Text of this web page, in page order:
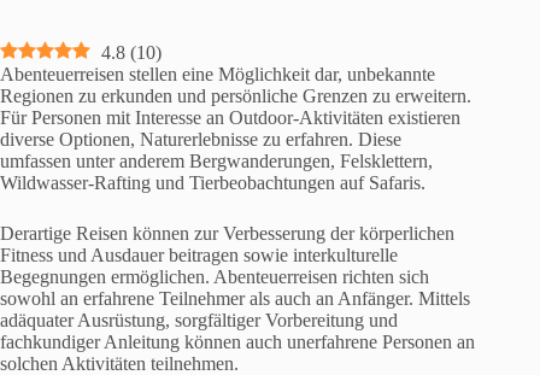
4.8 (10)
Abenteuerreisen stellen eine Möglichkeit dar, unbekannte
Regionen zu erkunden und persönliche Grenzen zu erweitern.
Für Personen mit Interesse an Outdoor-Aktivitäten existieren
diverse Optionen, Naturerlebnisse zu erfahren. Diese
umfassen unter anderem Bergwanderungen, Felsklettern,
Wildwasser-Rafting und Tierbeobachtungen auf Safaris.
Derartige Reisen können zur Verbesserung der körperlichen
Fitness und Ausdauer beitragen sowie interkulturelle
Begegnungen ermöglichen. Abenteuerreisen richten sich
sowohl an erfahrene Teilnehmer als auch an Anfänger. Mittels
adäquater Ausrüstung, sorgfältiger Vorbereitung und
fachkundiger Anleitung können auch unerfahrene Personen an
solchen Aktivitäten teilnehmen.